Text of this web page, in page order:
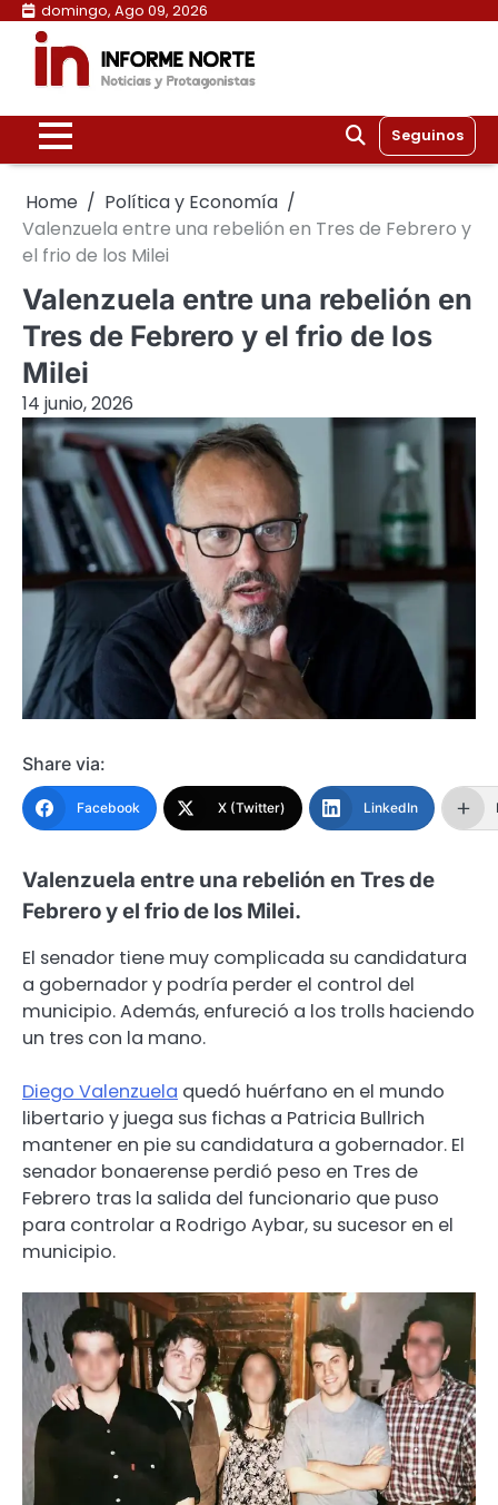
Skip
content
domingo, Ago 09, 2026
Seguinos
Home
Política y Economía
Valenzuela entre una rebelión en Tres de Febrero y
el frio de los Milei
Valenzuela entre una rebelión en
Tres de Febrero y el frio de los
Milei
14 junio, 2026
Share via:
Facebook X (Twitter) LinkedIn
Valenzuela entre una rebelión en Tres de
Febrero y el frio de los Milei.
El senador tiene muy complicada su candidatura
a gobernador y podría perder el control del
municipio. Además, enfureció a los trolls haciendo
un tres con la mano.
Diego Valenzuela quedó huérfano en el mundo
libertario y juega sus fichas a Patricia Bullrich
mantener en pie su candidatura a gobernador. El
senador bonaerense perdió peso en Tres de
Febrero tras la salida del funcionario que puso
para controlar a Rodrigo Aybar, su sucesor en el
municipio.